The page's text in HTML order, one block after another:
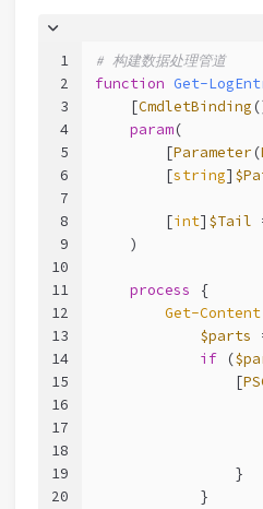
1
2
3
4
5
6
7
8
9
10
11
12
13
14
15
16
17
18
19
20
# 构建数据处理管道
function Get-
[CmdletBinding
param(
        [
Parameter (
        [
string]
        [
int] $Tail
    )
process {
Get-Content
$parts
if (
                [
                }
            }